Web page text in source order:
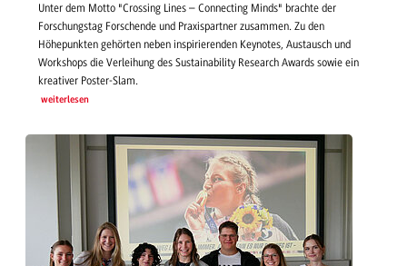
Unter dem Motto "Crossing Lines – Connecting Minds" brachte der
Forschungstag Forschende und Praxispartner zusammen. Zu den
Höhepunkten gehörten neben inspirierenden Keynotes, Austausch und
Workshops die Verleihung des Sustainability Research Awards sowie ein
kreativer Poster-Slam.
weiterlesen